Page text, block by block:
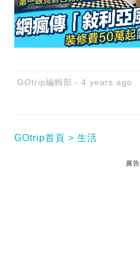
GOtrip編輯部 4 years ago
GOtrip首頁 生活
廣告